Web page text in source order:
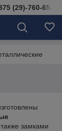
(29)-760-65-
замками